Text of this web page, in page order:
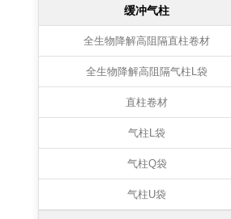
缓冲气柱
全生物降解高阻隔直柱卷材
全生物降解高阻隔气柱L袋
直柱卷材
气柱L袋
气柱Q袋
气柱U袋